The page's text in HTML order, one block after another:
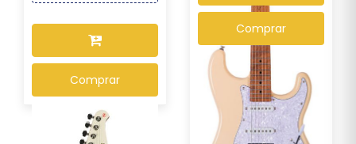
Comprar
Comprar